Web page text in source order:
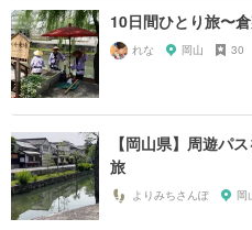
10日間ひとり旅〜
れな 岡山 30
【岡山県】周遊パ
旅
よりみちさんぽ 岡